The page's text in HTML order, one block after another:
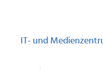
IT- und